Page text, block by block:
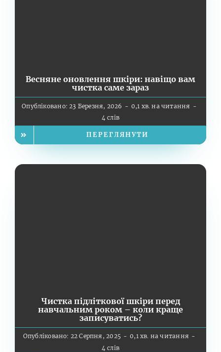
Весняне оновлення шкіри: навіщо вам
чистка саме зараз
Опубліковано: 23 Березня, 2026 - 0,1 хв. на читання -
4 слів
ПЕРЕГЛЯНУТИ
Чистка підліткової шкіри перед
навчальним роком – коли краще
записуватись?
Опубліковано: 22 Серпня, 2025 - 0,1 хв. на читання -
4 слів